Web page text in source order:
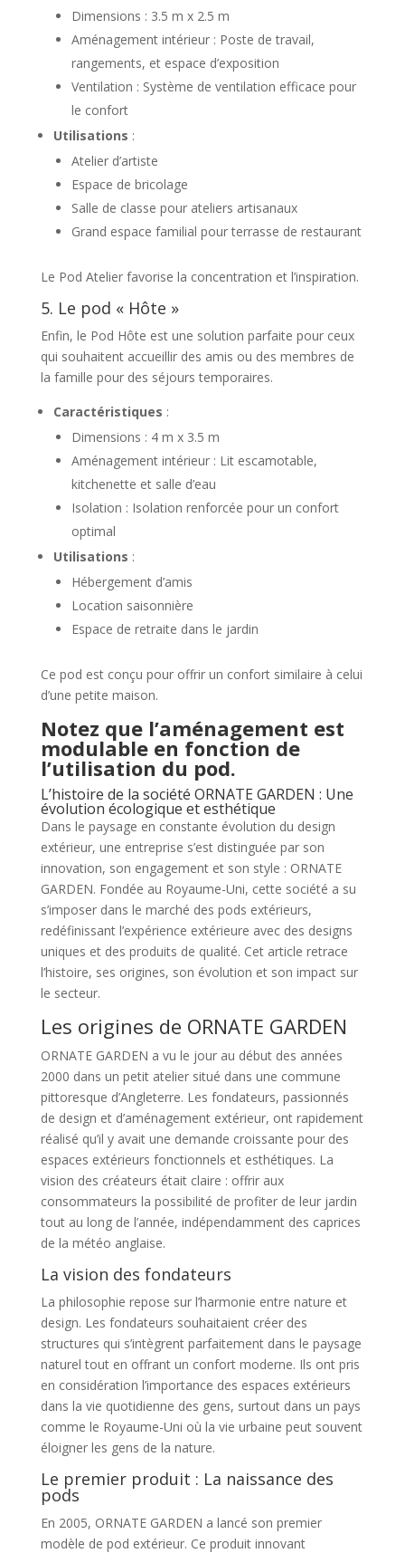
Dimensions : 3.5 m x 2.5 m
Aménagement intérieur : Poste de travail,
rangements, et espace d’exposition
Ventilation : Système de ventilation efficace pour
le confort
Utilisations :
Atelier d’artiste
Espace de bricolage
Salle de classe pour ateliers artisanaux
Grand espace familial pour terrasse de restaurant
Le Pod Atelier favorise la concentration et l’inspiration.
5. Le pod « Hôte »
Enfin, le Pod Hôte est une solution parfaite pour ceux
qui souhaitent accueillir des amis ou des membres de
la famille pour des séjours temporaires.
Caractéristiques :
Dimensions : 4 m x 3.5 m
Aménagement intérieur : Lit escamotable,
kitchenette et salle d’eau
Isolation : Isolation renforcée pour un confort
optimal
Utilisations :
Hébergement d’amis
Location saisonnière
Espace de retraite dans le jardin
Ce pod est conçu pour offrir un confort similaire à celui
d’une petite maison.
Notez que l’aménagement est
modulable en fonction de
l’utilisation du pod.
L’histoire de la société ORNATE GARDEN : Une
évolution écologique et esthétique
Dans le paysage en constante évolution du design
extérieur, une entreprise s’est distinguée par son
innovation, son engagement et son style : ORNATE
GARDEN. Fondée au Royaume-Uni, cette société a su
s’imposer dans le marché des pods extérieurs,
redéfinissant l’expérience extérieure avec des designs
uniques et des produits de qualité. Cet article retrace
l’histoire, ses origines, son évolution et son impact sur
le secteur.
Les origines de ORNATE GARDEN
ORNATE GARDEN a vu le jour au début des années
2000 dans un petit atelier situé dans une commune
pittoresque d’Angleterre. Les fondateurs, passionnés
de design et d’aménagement extérieur, ont rapidement
réalisé qu’il y avait une demande croissante pour des
espaces extérieurs fonctionnels et esthétiques. La
vision des créateurs était claire : offrir aux
consommateurs la possibilité de profiter de leur jardin
tout au long de l’année, indépendamment des caprices
de la météo anglaise.
La vision des fondateurs
La philosophie repose sur l’harmonie entre nature et
design. Les fondateurs souhaitaient créer des
structures qui s’intègrent parfaitement dans le paysage
naturel tout en offrant un confort moderne. Ils ont pris
en considération l’importance des espaces extérieurs
dans la vie quotidienne des gens, surtout dans un pays
comme le Royaume-Uni où la vie urbaine peut souvent
éloigner les gens de la nature.
Le premier produit : La naissance des
pods
En 2005, ORNATE GARDEN a lancé son premier
modèle de pod extérieur. Ce produit innovant